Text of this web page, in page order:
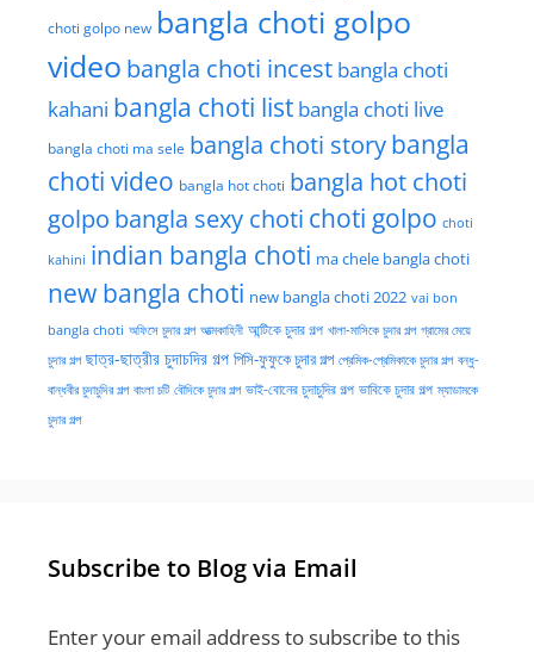
choti golpo new bangla choti golpo
video bangla choti incest bangla choti
kahani bangla choti list bangla choti live
bangla choti ma sele bangla choti storybangla
choti video bangla hot choti bangla hot choti
golpo bangla sexy choti choti golpo choti
kahini indian bangla choti ma chele bangla choti
new bangla choti new bangla choti 2022 vai bon
bangla choti অফিসে চুদার গল্প আত্মকাহিনী আন্টিকে চুদার গল্প খালা-মাসিকে চুদার গল্প গ্রামের মেয়ে
চুদার গল্প ছাত্র-ছাত্রীর চুদাচদির গল্প পিসি-ফুফুকে চুদার গল্প প্রেমিক-প্রেমিকাকে চুদার গল্প বন্ধু-
বান্ধবীর চুদাচুদির গল্প বাংলা চটি বৌদিকে চুদার গল্প ভাই-বোনের চুদাচুদির গল্প ভাবিকে চুদার গল্প ম্যাডামকে
চুদার গল্প
Subscribe to Blog via Email
Enter your email address to subscribe to this